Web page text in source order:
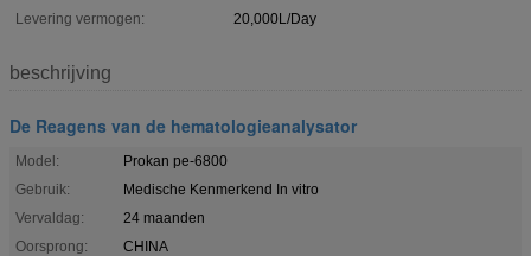
Levering vermogen:
20,000L/Day
beschrijving
De Reagens van de hematologieanalysator
Model:
Prokan pe-6800
Gebruik:
Medische Kenmerkend In vitro
Vervaldag:
24 maanden
Oorsprong:
CHINA